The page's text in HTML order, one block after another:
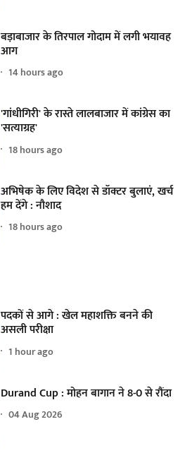
बड़ाबाजार के तिरपाल गोदाम में लगी भयावह
आग
14 hours ago
'गांधीगिरी' के रास्ते लालबाजार में कांग्रेस का
'सत्याग्रह'
18 hours ago
अभिषेक के लिए विदेश से डॉक्टर बुलाएं, खर्च
हम देंगे : नौशाद
18 hours ago
पदकों से आगे : खेल महाशक्ति बनने की
असली परीक्षा
1 hour ago
Durand Cup : मोहन बागान ने 8-0 से रौंदा
04 Aug 2026